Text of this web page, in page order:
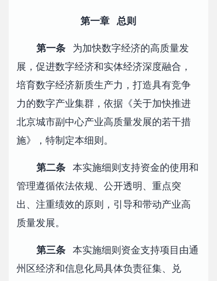
第一章 总则
第一条 为加快数字经济的高质量发
展，促进数字经济和实体经济深度融合，
培育数字经济新质生产力，打造具有竞争
力的数字产业集群，依据《关于加快推进
北京城市副中心产业高质量发展的若干措
施》，特制定本细则。
第二条 本实施细则支持资金的使用和
管理遵循依法依规、公开透明、重点突
出、注重绩效的原则，引导和带动产业高
质量发展。
第三条 本实施细则资金支持项目由通
州区经济和信息化局具体负责征集、兑